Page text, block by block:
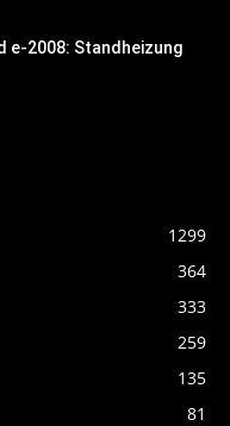
e-2008: Standheizung
1299
364
333
259
135
81